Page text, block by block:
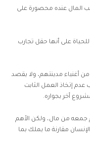
المال عنده محصورة على
على أنها حقل تجارب
من أغنياء مدينتهم، ولا يقصد
إتخاذ العمل الثابت
أخر بجواره.
جمعه من مال، ولكن الأهم
مقارنة ما يملك بما